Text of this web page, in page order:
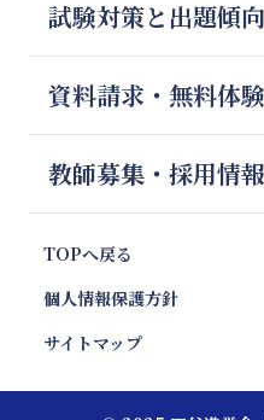
教師の質とマッチング
Q＆A
お便り紹介
プロ家庭教師のご紹介
オンライン授業
授業開始までの流れ
報道・News
親向け講座 やる気エンジ
試験対策と出題傾向
模試対策
注目校インタビュー
教材情報
エリア別受験動向
いま話題の教育ワード
資料請求・無料体験
お問合せ
教師募集・採用情報
プロ家庭教師 応募フォー
TOPへ戻る
個人情報保護方針
サイトマップ